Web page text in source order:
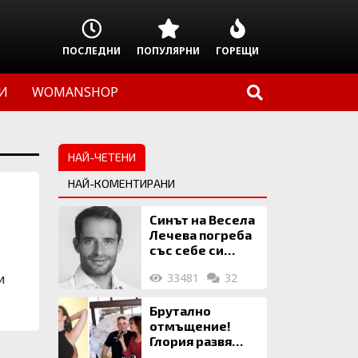
ПОСЛЕДНИ ПОПУЛЯРНИ ГОРЕЩИ
WOMANSHOP
НАЙ-ЧЕТЕНИ
НАЙ-КОМЕНТИРАНИ
Синът на Весела
Лечева погреба
със себе си
млн. евро
33481 32
Брутално
отмъщение!
Глория развя